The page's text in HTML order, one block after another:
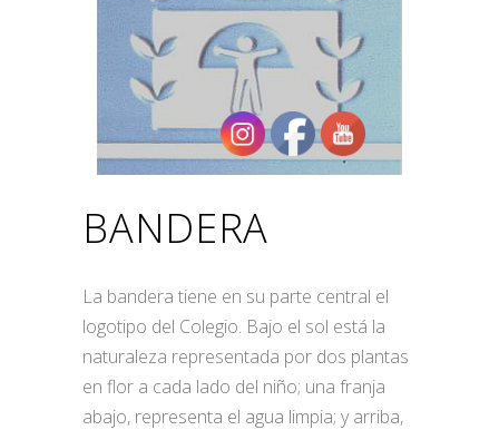
BANDERA
La bandera tiene en su parte central el
logotipo del Colegio. Bajo el sol está la
naturaleza representada por dos plantas
en flor a cada lado del niño; una franja
abajo, representa el agua limpia; y arriba,